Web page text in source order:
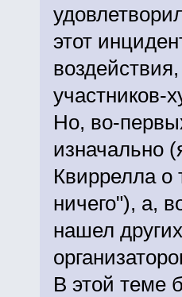
этот
участников-
Но, во-
изначально
Квиррелла
ничего"), а,
нашел
В этой теме